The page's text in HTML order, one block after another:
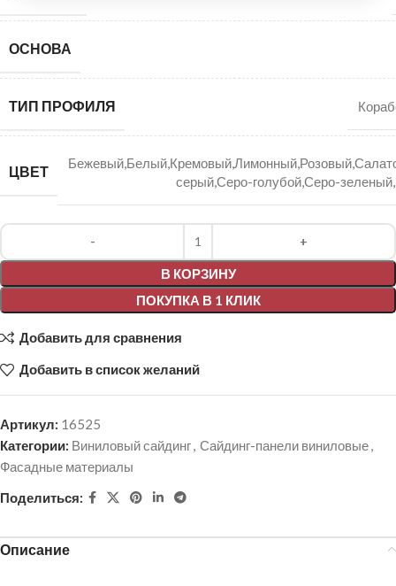
ОСНОВА
ТИП ПРОФИЛЯ
ЦВЕТ
серый,Серо-голубой,Серо-
В КОРЗИНУ
ПОКУПКА В 1 КЛИК
Alternative:
Добавить для сравнения
Добавить в список желаний
Артикул: 16525
Категории: Виниловый сайдинг, Сайдинг-панели виниловые,
Фасадные материалы
Поделиться:
Описание